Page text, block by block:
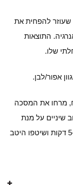
ממוחזר, מה שעוזר להפחית את
התוצאות
שלו.
אפור/לבן.
מרחו את המסכה
שיניים על מנת
לפזר את הצבע בצורה שווה ואחידה, המתינו 5-7 דקות ושיטפו היטב